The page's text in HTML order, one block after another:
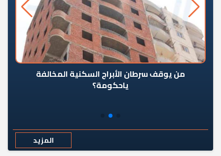
من يوقف سرطان الأبراج السكنية المخالفة
ياحكومة؟
المزيد